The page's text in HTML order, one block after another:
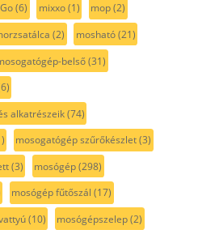
(6) mixxo(1) mop(2)
(2) mosható(21)
belső(31)
alkatrészeik(74)
mosogatógép szűrőkészlet(3)
(3) mosógép(298)
mosógép fűtőszál (17)
(10) mosógépszelep(2)